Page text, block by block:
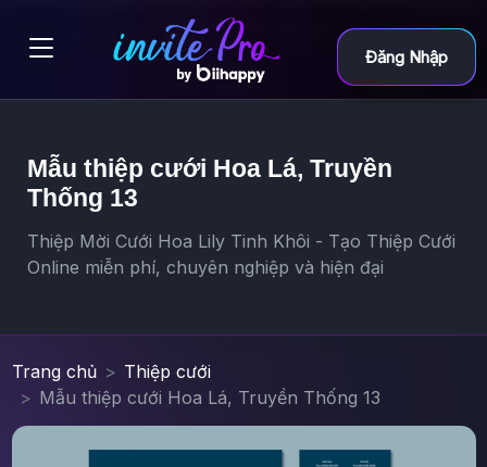
Đăng Nhập
Mẫu thiệp cưới Hoa Lá, Truyền
Thống 13
Thiệp Mời Cưới Hoa Lily Tinh Khôi - Tạo Thiệp Cưới
Online miễn phí, chuyên nghiệp và hiện đại
Trang chủ
Thiệp cưới
Mẫu thiệp cưới Hoa Lá, Truyền Thống 13